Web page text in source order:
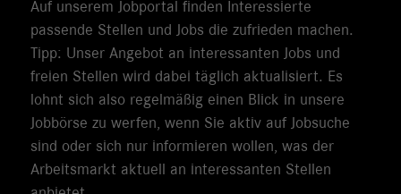
Auf unserem Jobportal finden Interessierte
passende Stellen und Jobs die zufrieden machen.
Tipp: Unser Angebot an interessanten Jobs und
freien Stellen wird dabei täglich aktualisiert. Es
lohnt sich also regelmäßig einen Blick in unsere
Jobbörse zu werfen, wenn Sie aktiv auf Jobsuche
sind oder sich nur informieren wollen, was der
Arbeitsmarkt aktuell an interessanten Stellen